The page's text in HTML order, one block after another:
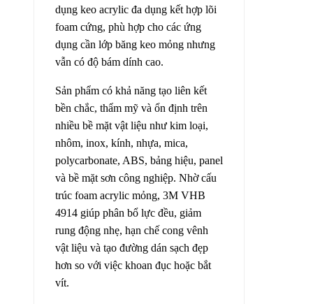
dụng keo acrylic đa dụng kết hợp lõi
foam cứng, phù hợp cho các ứng
dụng cần lớp băng keo mỏng nhưng
vẫn có độ bám dính cao.
Sản phẩm có khả năng tạo liên kết
bền chắc, thẩm mỹ và ổn định trên
nhiều bề mặt vật liệu như kim loại,
nhôm, inox, kính, nhựa, mica,
polycarbonate, ABS, bảng hiệu, panel
và bề mặt sơn công nghiệp. Nhờ cấu
trúc foam acrylic mỏng, 3M VHB
4914 giúp phân bổ lực đều, giảm
rung động nhẹ, hạn chế cong vênh
vật liệu và tạo đường dán sạch đẹp
hơn so với việc khoan đục hoặc bắt
vít.